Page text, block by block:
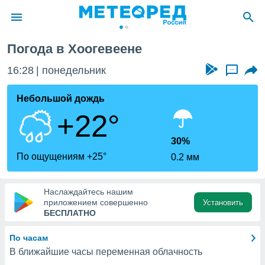
о
Вы можете
к этому
доступ
Погода в Хоогевеене
16:28 понедельник ...
Небольшой дождь
+22°
По ощущениям +25°
30%
0.2 мм
Наслаждайтесь нашим
приложением совершенно
БЕСПЛАТНО
Установить
По часам
В ближайшие часы переменная облачность